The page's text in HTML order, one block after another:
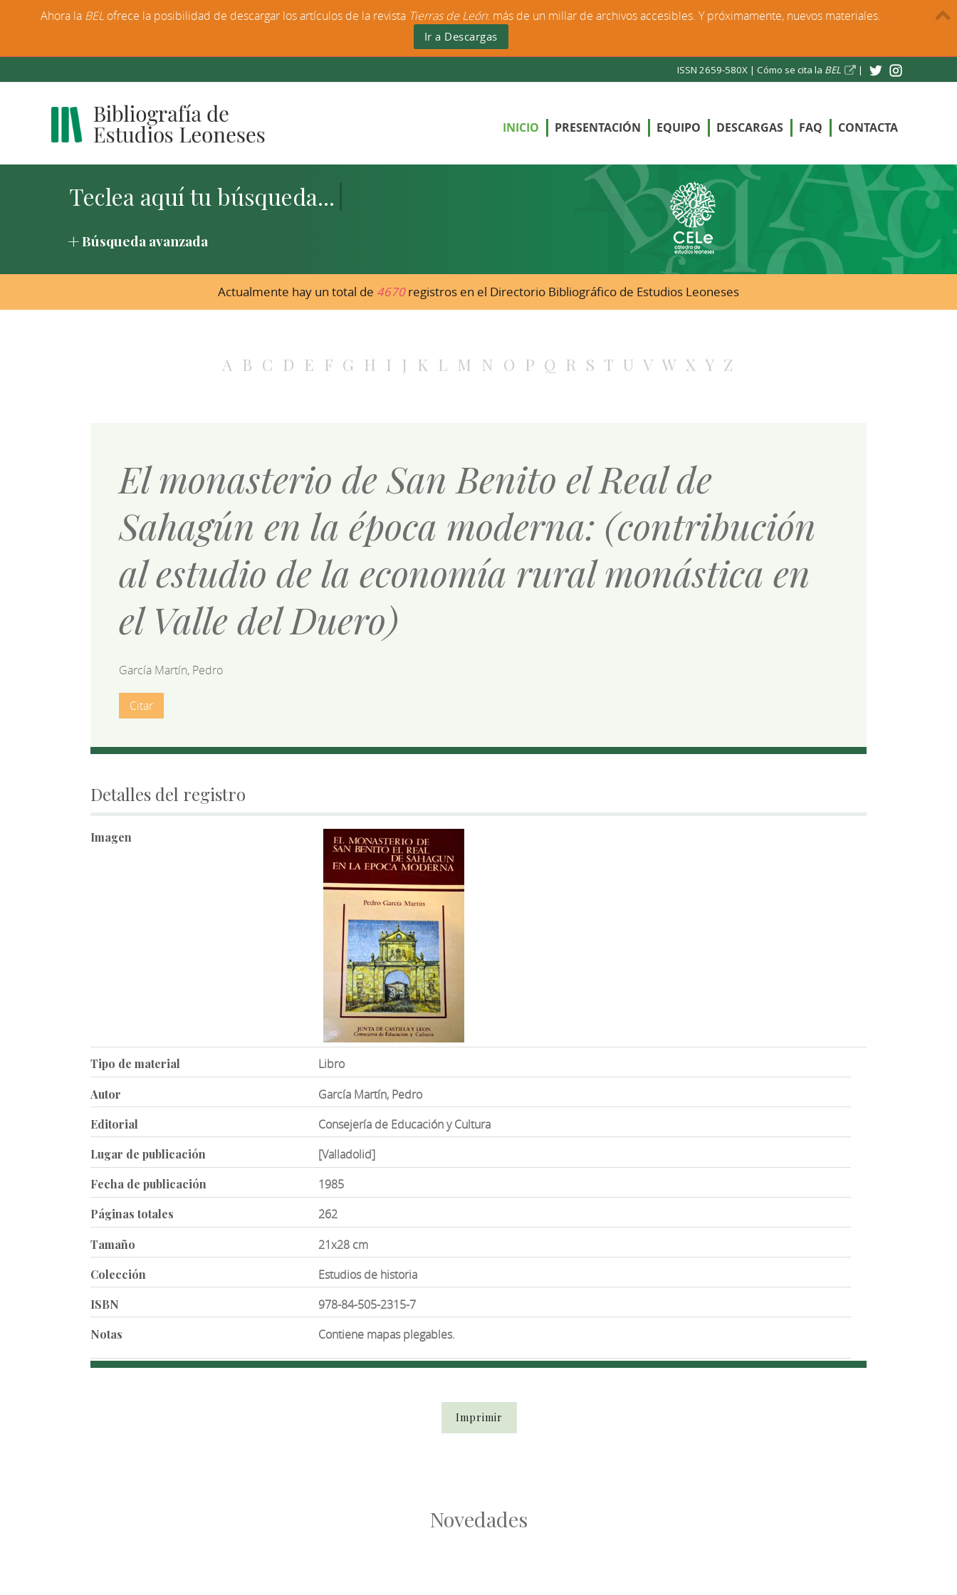
ISSN 2659-580X | Cómo se cita la BEL |
INICIO PRESENTACIÓN EQUIPO DESCARGAS FAQ CONTACTA
Búsqueda avanzada
Actualmente hay un total de 4670registros en el Directorio Bibliográfico de Estudios Leoneses
A B C D E F G H I J K L M N O P Q R S T U V W X Y Z
El monasterio de San Benito el Real de
Sahagún en la época moderna: (contribución
al estudio de la economía rural monástica en
el Valle del Duero)
García Martín, Pedro
Citar
Detalles del registro
Imagen
Tipo de material Libro
Autor García Martín, Pedro
Editorial Consejería de Educación y Cultura
Lugar de publicación [Valladolid]
Fecha de publicación 1985
Páginas totales 262
Tamaño 21x28 cm
Colección Estudios de historia
ISBN 978-84-505-2315-7
Notas Contiene mapas plegables.
Imprimir
Novedades
Ahora la BEL ofrece la posibilidad de descargar los artículos de la revista Tierras de León: más de un millar de archivos accesibles. Y próximamente, nuevos materiales.
Ir a Descargas